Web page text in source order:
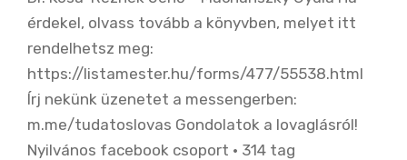
érdekel, olvass tovább a könyvben, melyet itt
rendelhetsz meg:
https://listamester.hu/forms/477/55538.html
Írj nekünk üzenetet a messengerben:
m.me/tudatoslovas Gondolatok a lovaglásról!
Nyilvános facebook csoport · 314 tag